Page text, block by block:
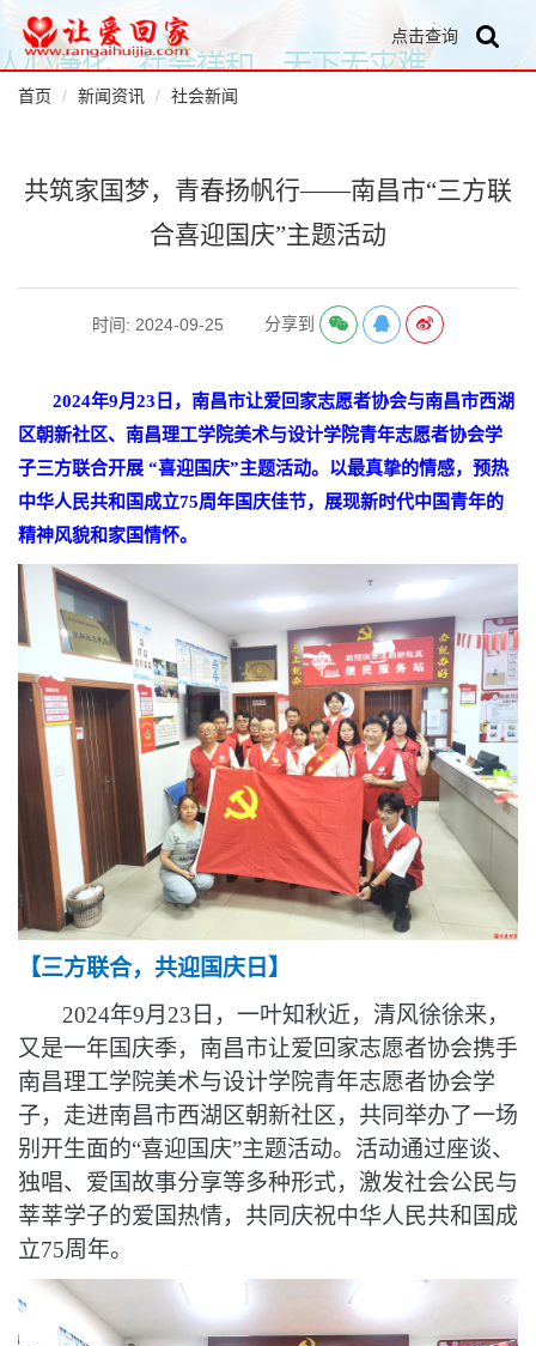
点击查询
首页 新闻资讯 社会新闻
共筑家国梦，青春扬帆行——南昌市“三方联
合喜迎国庆”主题活动
时间: 2024-09-25 分享到
2024年9月23日 ， 南昌市让爱回家志愿者协会与南昌市西湖
区朝新社区、 南昌理工学院美术与设计学院青年志愿者协会学
子三方联合开展 “喜迎国庆”主题活动。 以最真挚的情感，预热
中华人民共和国成立75周年国庆佳节，展现新时代中国青年的
精神风貌和家国情怀。
【三方联合，共迎国庆日 】
2024年9月23日， 一叶知秋近， 清风徐徐来，
又是一年国庆季，南昌市让爱回家志愿者协会携手
南昌理工学院美术与设计学院青年志愿者协会学
子，走进南昌市西湖区朝新社区， 共同举办了一场
别开生面的“喜迎国庆”主题活动。活动通过座谈、
独唱、爱国故事分享等多种形式，激发社会公民与
莘莘学子的爱国热情，共同庆祝中华人民共和国成
立75周年。